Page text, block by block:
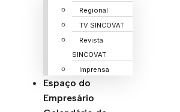
Regional
TV SINCOVAT
Revista
SINCOVAT
Imprensa
Espaço do
Empresário